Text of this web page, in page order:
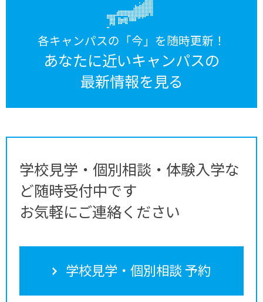
各キャンパスの「今」を随時更新！
あなたに近いキャンパスの
最新情報を見る
学校見学・個別相談・体験入学な
ど随時受付中です
お気軽にご連絡ください
学校見学・個別相談 予約